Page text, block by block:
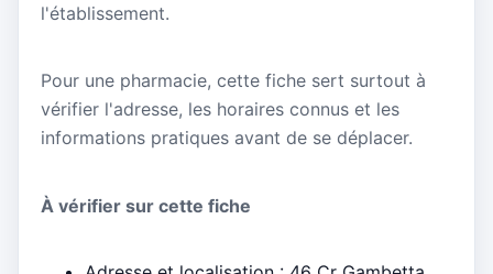
l'établissement.
Pour une pharmacie, cette fiche sert surtout à
vérifier l'adresse, les horaires connus et les
informations pratiques avant de se déplacer.
À vérifier sur cette fiche